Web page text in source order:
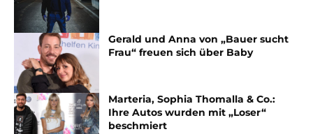
Gerald und Anna von „Bauer sucht
Frau“ freuen sich über Baby
Marteria, Sophia Thomalla & Co.:
Ihre Autos wurden mit „Loser“
beschmiert